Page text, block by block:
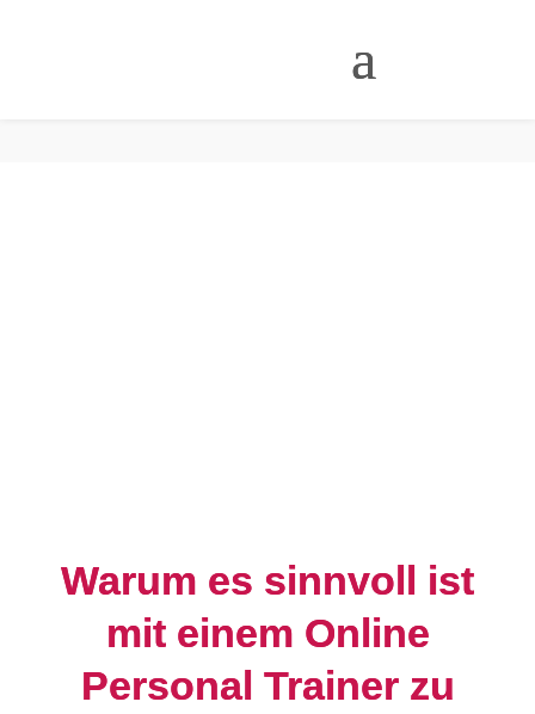
Warum es sinnvoll ist
mit einem Online
Personal Trainer zu